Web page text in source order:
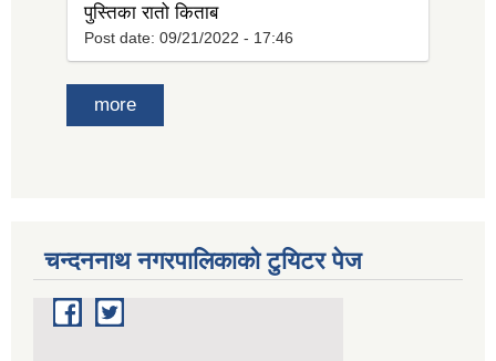
पुस्तिका रातो किताब
Post date: 09/21/2022 - 17:46
more
चन्दननाथ नगरपालिकाको टुयिटर पेज